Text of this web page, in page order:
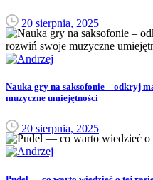
20 sierpnia, 2025
Nauka gry na saksofonie – odkryj
muzyczne umiejętności
20 sierpnia, 2025